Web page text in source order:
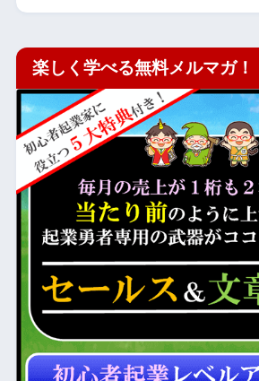
楽しく学べる無料メルマガ！